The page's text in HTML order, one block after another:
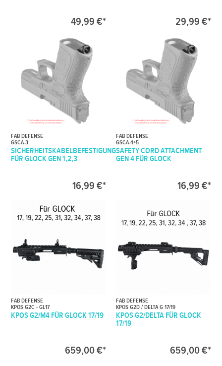
49,99 €* 29,99 €*
FAB DEFENSE
GSCA-3
SICHERHEITSKABELBEFESTIGUNG
FÜR GLOCK GEN 1,2,3
16,99 €*
FAB DEFENSE
GSCA-4+5
SAFETY CORD ATTACHMENT
GEN 4 FÜR GLOCK
16,99 €*
FAB DEFENSE
KPOS G2C - GL17
KPOS G2/M4 FÜR GLOCK 17/19
659,00 €*
FAB DEFENSE
KPOS G2D / DELTA G 17/19
KPOS G2/DELTA FÜR GLOCK
17/19
659,00 €*